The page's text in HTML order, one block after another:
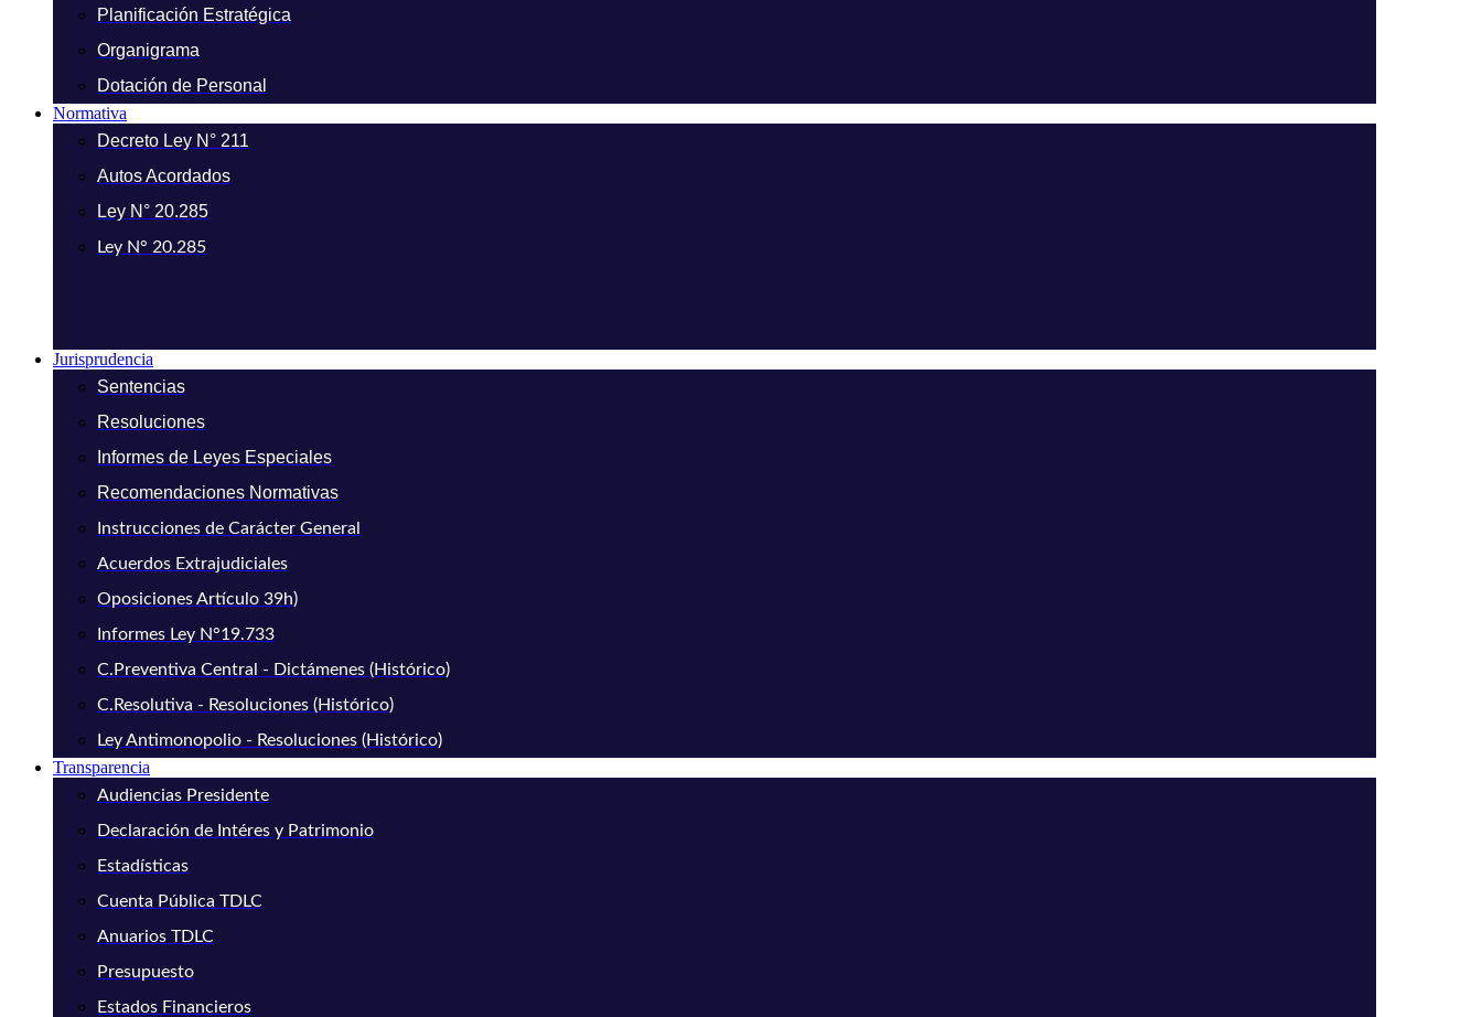
Planificación Estratégica
Organigrama
Dotación de Personal
Normativa
Decreto Ley N° 211
Autos Acordados
Ley N° 20.285
Ley N° 20.285
Jurisprudencia
Sentencias
Resoluciones
Informes de Leyes Especiales
Recomendaciones Normativas
Instrucciones de Carácter General
Acuerdos Extrajudiciales
Oposiciones Artículo 39h)
Informes Ley N°19.733
C.Preventiva Central - Dictámenes (Histórico)
C.Resolutiva - Resoluciones (Histórico)
Ley Antimonopolio - Resoluciones (Histórico)
Transparencia
Audiencias Presidente
Declaración de Intéres y Patrimonio
Estadísticas
Cuenta Pública TDLC
Anuarios TDLC
Presupuesto
Estados Financieros